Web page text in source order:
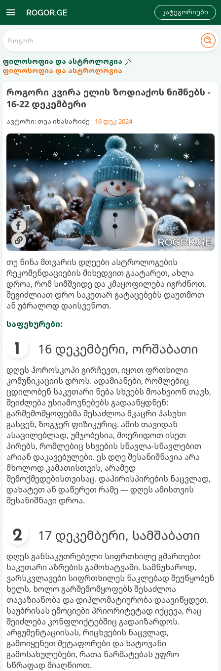
კატეგორიები
ფილოსოფია და ასტროლოგია
ფილოსოფია და ასტროლოგია
როგორი კვირა ელის ზოდიაქოს ნიშნებს -
16-22 დეკემბერი
ავტორი: თეა ინასარიძე 16 დეკ 2024
თუ წინა მთვარის დღეები ასტროლოგების
რეკომენდაციების მიხედვით გაატარეთ, ახლა
დროა, რომ სიმშვიდე და კმაყოფილება იგრძნოთ.
შეგიძლიათ დრო საკუთარ გატაცებებს დაუთმოთ
ან უბრალოდ დაისვენოთ.
საფეხურები:
16 დეკემბერი, ორშაბათი
დღეს ჰოროსკოპი გირჩევთ, იყოთ ფრთხილი
კომუნიკაციის დროს. ადამიანები, რომლებიც
ცდილობენ საკუთარი ნება სხვებს მოახვიონ თავს,
შეიძლება უსიამოვნებებს გადააწყდნენ:
გარშემომყოფებმა შესაძლოა მკაცრი პასუხი
გასცენ, ზოგჯერ ფიზიკურიც. ამის თავიდან
ასაცილებლად, უმჯობესია, მოერიდოთ ისეთ
პირებს, რომლებიც სხვების სწავლა-სწავლებით
არიან დაკავებულები. ეს დღე შესანიშნავია არა
მხოლოდ კამათისთვის, არამედ
შემოქმედებისთვისაც. დაპირისპირების ნაცვლად,
დახატეთ ან დაწერეთ რამე — დღეს ამისთვის
შესანიშნავი დროა.
17 დეკემბერი, სამშაბათი
დღეს განსაკუთრებული სიფრთხილე გმართებთ
საკუთარი აზრების გამოხატვაში. სამწუხაროდ,
ვარსკვლავები სიფრთხილეს ნაკლებად შეუწყობენ
ხელს, ხოლო გარშემომყოფებს შესაძლოა
თავაზიანობა და დიპლომატიურობა დაავიწყდეთ.
საუბრისას ემოციები პრიორიტეტად იქცევა, რაც
შეიძლება კონფლიქტებშიც გადაიზარდოს.
არგუმენტაციისას, რიცხვების ნაცვლად,
გამოიყენეთ მეტაფორები და ხატოვანი
გამოსახულებები, რათა წარმატებას უფრო
სწრაფად მიაღწიოთ.